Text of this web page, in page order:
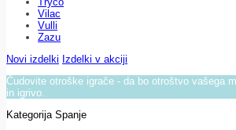
Vilac
Vulli
Zazu
Novi izdelki Izdelki v akciji
Čudovite otroške igrače - da bo otroštvo vašega
in igrivo.
Kategorija Spanje